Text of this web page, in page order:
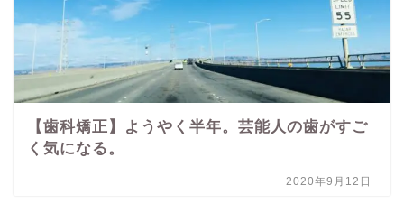
【歯科矯正】ようやく半年。芸能人の歯がすご
く気になる。
2020年9月12日